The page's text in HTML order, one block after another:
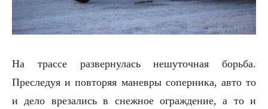
На трассе развернулась нешуточная борьба.
Преследуя и повторяя маневры соперника, авто то
и дело врезались в снежное ограждение, а то и